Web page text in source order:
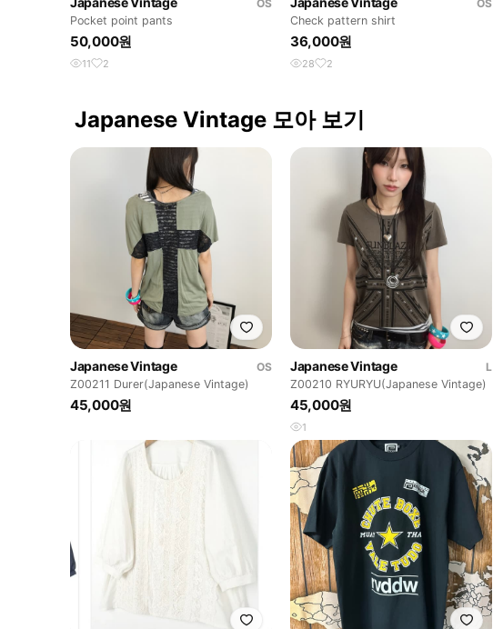
OS
Pocket point pants
50,000원
11 2
OS
Check pattern shirt
36,000원
28 2
Japanese Vintage 모아 보기
Japanese Vintage
OS
Z00211 Durer(Japanese Vintage)
45,000원
Japanese Vintage
L
Z00210 RYURYU(Japanese Vintage)
45,000원
1